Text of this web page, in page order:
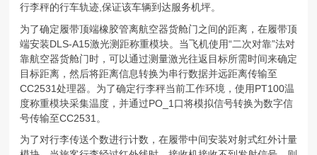
行李秤的行车轨迹,保证该车辆到达服务机坪。
为了确定履带顶端橡胶管离航空器货舱门之间的距离，在履带顶
端安装DLS-A15激光测距称重模块。当飞机使用“二次对靠”法对
靠航空器货舱门时，可以通过测量激光往返目标所需时间来确定
目标距离，然后将距离信息转换为串行数据并远距离传输至
CC2531处理器。为了确定行李秤当前工作环境，使用PT100温
度称重模块采集温度，并通过PO_1口将模拟信号转换为数字信
号传输至CC2531。
为了对行李传送个数进行计数，在履带中间安装对射式红外计量